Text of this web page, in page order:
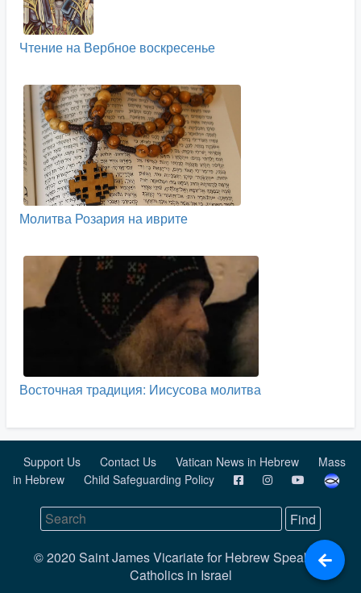
Чтение на Вербное воскресенье
Молитва Розария на иврите
Восточная традиция: Иисусова молитва
Support Us Contact Us Vatican News in Hebrew
Mass
in Hebrew
Child Safeguarding Policy
© 2020 Saint James Vicariate for Hebrew Speaking
Catholics in Israel